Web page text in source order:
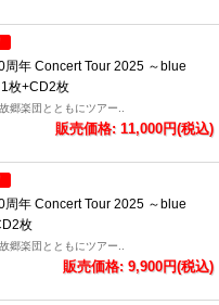
周年 Concert Tour 2025 ～blue
枚+CD2枚
郷楽団とともにツアー..
販売価格: 11,000円(税込)
周年 Concert Tour 2025 ～blue
枚
郷楽団とともにツアー..
販売価格: 9,900円(税込)